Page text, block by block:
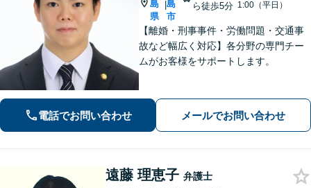
島
県
|島
市
ら徒歩5分 1:00（平日）
【離婚・刑事事件・労働問題・交通事
故など幅広く対応】各分野の専門チー
ムがお客様をサポートします。
電話でお問い合わせ メールでお問い合わせ
遠藤 理恵子 弁護士